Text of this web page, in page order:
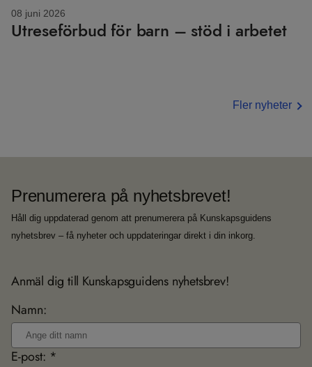
08 juni 2026
Utreseförbud för barn – stöd i arbetet
Fler nyheter
Prenumerera på nyhetsbrevet!
Håll dig uppdaterad genom att prenumerera på Kunskapsguidens
nyhetsbrev – få nyheter och uppdateringar direkt i din inkorg.
Anmäl dig till Kunskapsguidens nyhetsbrev!
Namn:
E-post: *